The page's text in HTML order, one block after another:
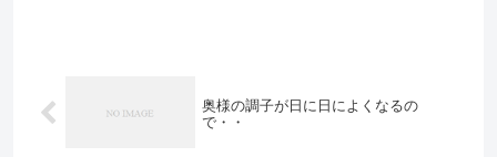
奥様の調子が日に日によくなるの
で・・